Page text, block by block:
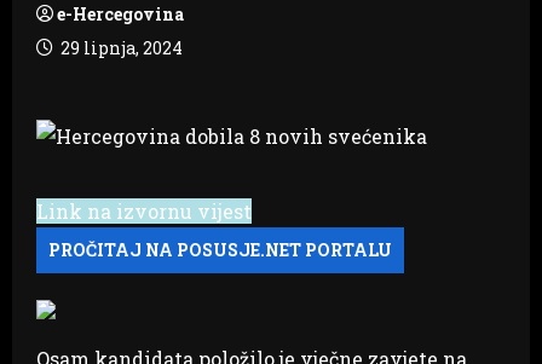
e-Hercegovina
29 lipnja, 2024
Link na izvornu vijest
Osam kandidata položilo je vječne zavjete na